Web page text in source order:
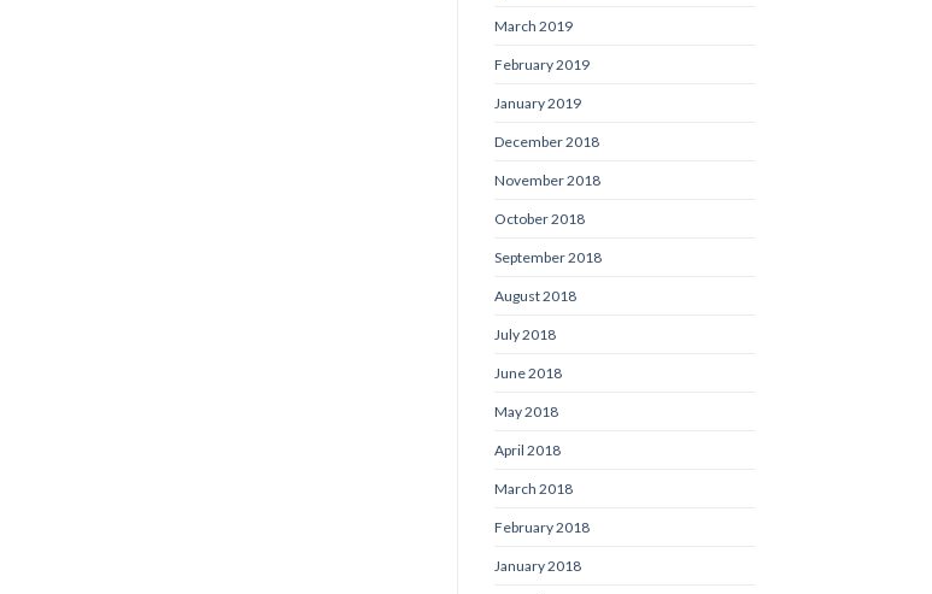
March 2019
February 2019
January 2019
December 2018
November 2018
October 2018
September 2018
August 2018
July 2018
June 2018
May 2018
April 2018
March 2018
February 2018
January 2018